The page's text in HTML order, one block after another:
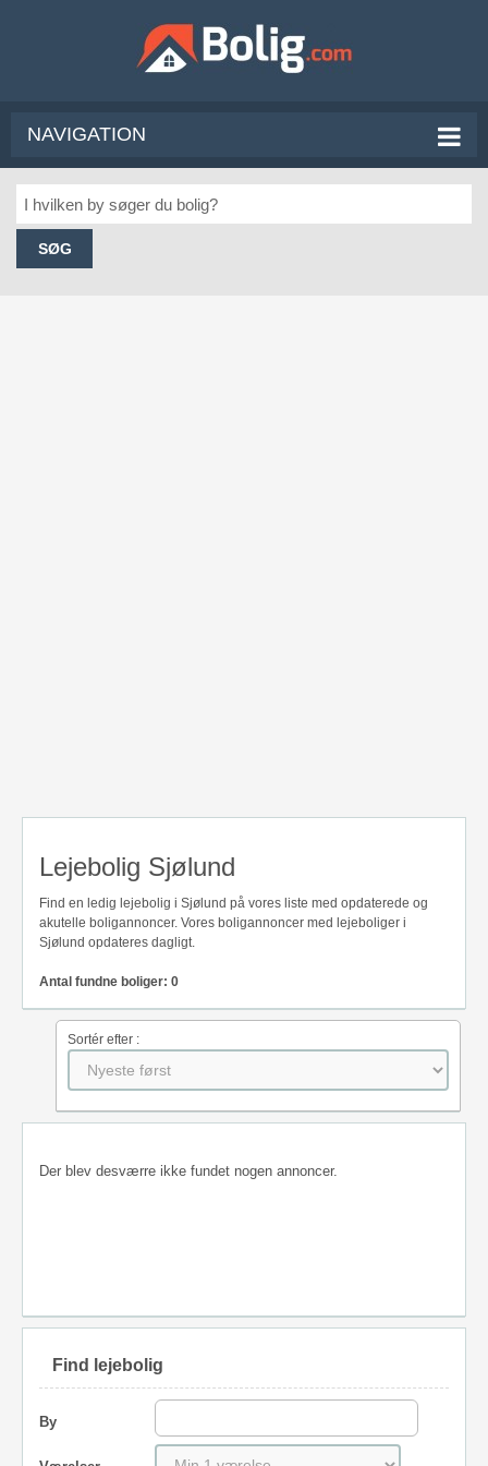
NAVIGATION
SØG
Lejebolig Sjølund
Find en ledig lejebolig i Sjølund på vores liste med opdaterede og
akutelle boligannoncer. Vores boligannoncer med lejeboliger i
Sjølund opdateres dagligt.
Antal fundne boliger: 0
Sortér efter :
Der blev desværre ikke fundet nogen annoncer.
Find lejebolig
By